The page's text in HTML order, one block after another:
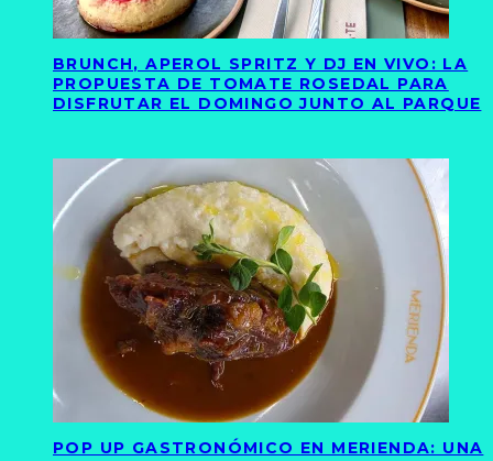
BRUNCH, APEROL SPRITZ Y DJ EN VIVO: LA
PROPUESTA DE TOMATE ROSEDAL PARA
DISFRUTAR EL DOMINGO JUNTO AL PARQUE
POP UP GASTRONÓMICO EN MERIENDA: UNA